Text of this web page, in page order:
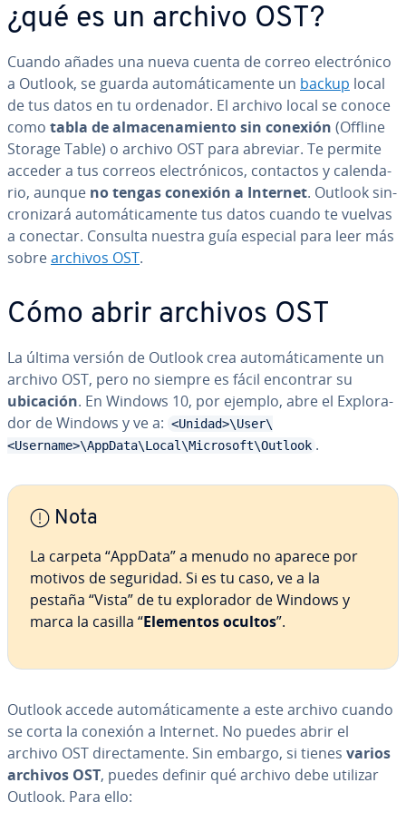
¿qué es un archivo OST?
Cuando añades una nueva cuenta de correo ele­c­tró­ni­co
a Outlook, se guarda au­to­má­ti­ca­me­n­te un backup local
de tus datos en tu ordenador. El archivo local se conoce
como tabla de al­ma­ce­na­mie­n­to sin conexión (Offline
Storage Table) o archivo OST para abreviar. Te permite
acceder a tus correos ele­c­tró­ni­cos, contactos y ca­le­n­da­
rio, aunque no tengas conexión a Internet. Outlook si­n­
cro­ni­za­rá au­to­má­ti­ca­me­n­te tus datos cuando te vuelvas
a conectar. Consulta nuestra guía especial para leer más
sobrearchivos OST.
Cómo abrir archivos OST
La última versión de Outlook crea au­to­má­ti­ca­me­n­te un
archivo OST, pero no siempre es fácil encontrar su
ubicación. En Windows 10, por ejemplo, abre el Ex­plo­ra­
dor de Windows y ve a: <Unidad>\User\
<Username>\AppData\Local\Microsoft\Outlook .
Nota
La carpeta “AppData” a menudo no aparece por
motivos de seguridad. Si es tu caso, ve a la
pestaña “Vista” de tu ex­plo­ra­dor de Windows y
marca la casilla “Elementos ocultos”.
Outlook accede au­to­má­ti­ca­me­n­te a este archivo cuando
se corta la conexión a Internet. No puedes abrir el
archivo OST di­re­c­ta­me­n­te. Sin embargo, si tienes varios
archivos OST, puedes definir qué archivo debe utilizar
Outlook. Para ello: